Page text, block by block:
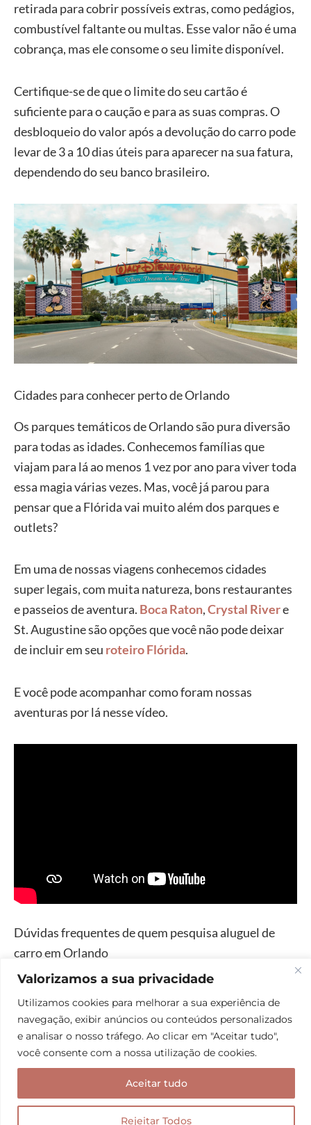
Valorizamos a sua privacidade
Utilizamos cookies para melhorar a sua experiência de
navegação, exibir anúncios ou conteúdos personalizados
e analisar o nosso tráfego. Ao clicar em "Aceitar tudo",
você consente com a nossa utilização de cookies.
Rejeitar Todos
Aceitar tudo
retirada para cobrir possíveis extras, como pedágios,
combustível faltante ou multas. Esse valor não é uma
cobrança, mas ele consome o seu limite disponível.
Certifique-se de que o limite do seu cartão é
suficiente para o caução e para as suas compras. O
desbloqueio do valor após a devolução do carro pode
levar de 3 a 10 dias úteis para aparecer na sua fatura,
dependendo do seu banco brasileiro.
Cidades para conhecer perto de Orlando
Os parques temáticos de Orlando são pura diversão
para todas as idades. Conhecemos famílias que
viajam para lá ao menos 1 vez por ano para viver toda
essa magia várias vezes. Mas, você já parou para
pensar que a Flórida vai muito além dos parques e
outlets?
Em uma de nossas viagens conhecemos cidades
super legais, com muita natureza, bons restaurantes
e passeios de aventura. Boca Raton,Crystal Rivere
St. Augustine são opções que você não pode deixar
de incluir em seu roteiro Flórida.
E você pode acompanhar como foram nossas
aventuras por lá nesse vídeo.
Dúvidas frequentes de quem pesquisa aluguel de
carro em Orlando
Sabemos que alugar um carro em Orlando envolve
muitos detalhes, desde a escolha da melhor locadora
de carros na Flórida até o entendimento das regras
locais de trânsito e pedágios.
Para facilitar o seu roteiro e garantir que você não
tenha surpresas no balcão de retirada, reunimos